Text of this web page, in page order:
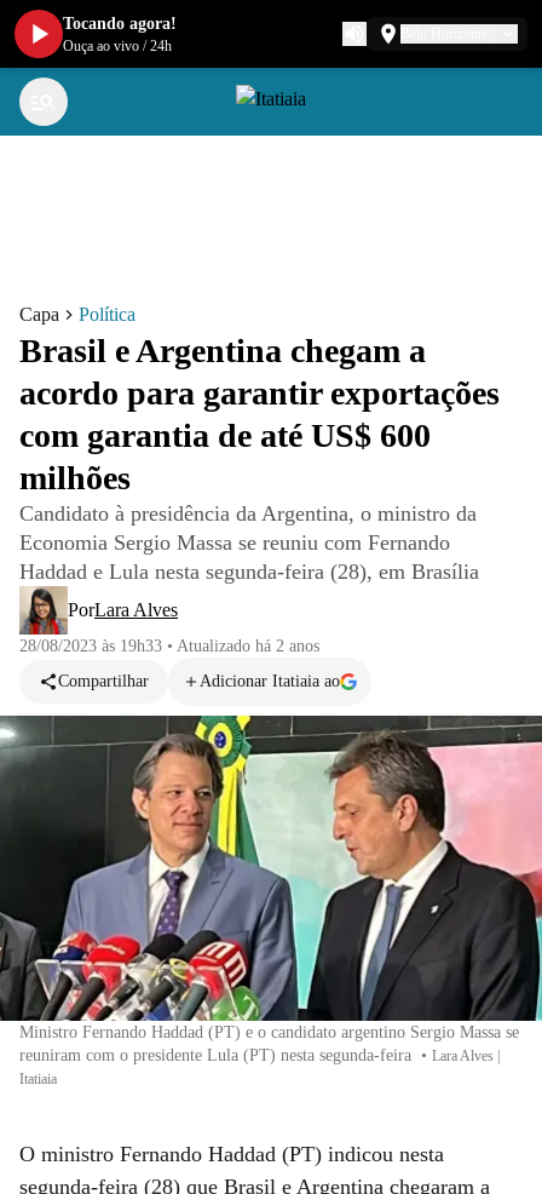
Capa Política
Brasil e Argentina chegam a
acordo para garantir exportações
com garantia de até US$ 600
milhões
Candidato à presidência da Argentina, o ministro da
Economia Sergio Massa se reuniu com Fernando
Haddad e Lula nesta segunda-feira (28), em Brasília
PorLara Alves
28/08/2023 às 19h33 • Atualizado há 2 anos
Compartilhar
Adicionar Itatiaia ao
Ministro Fernando Haddad (PT) e o candidato argentino Sergio Massa se
reuniram com o presidente Lula (PT) nesta segunda-feira • Lara Alves |
Itatiaia
O ministro Fernando Haddad (PT) indicou nesta
segunda-feira (28) que Brasil e Argentina chegaram a
Tocando agora!
Ouça ao vivo /24h